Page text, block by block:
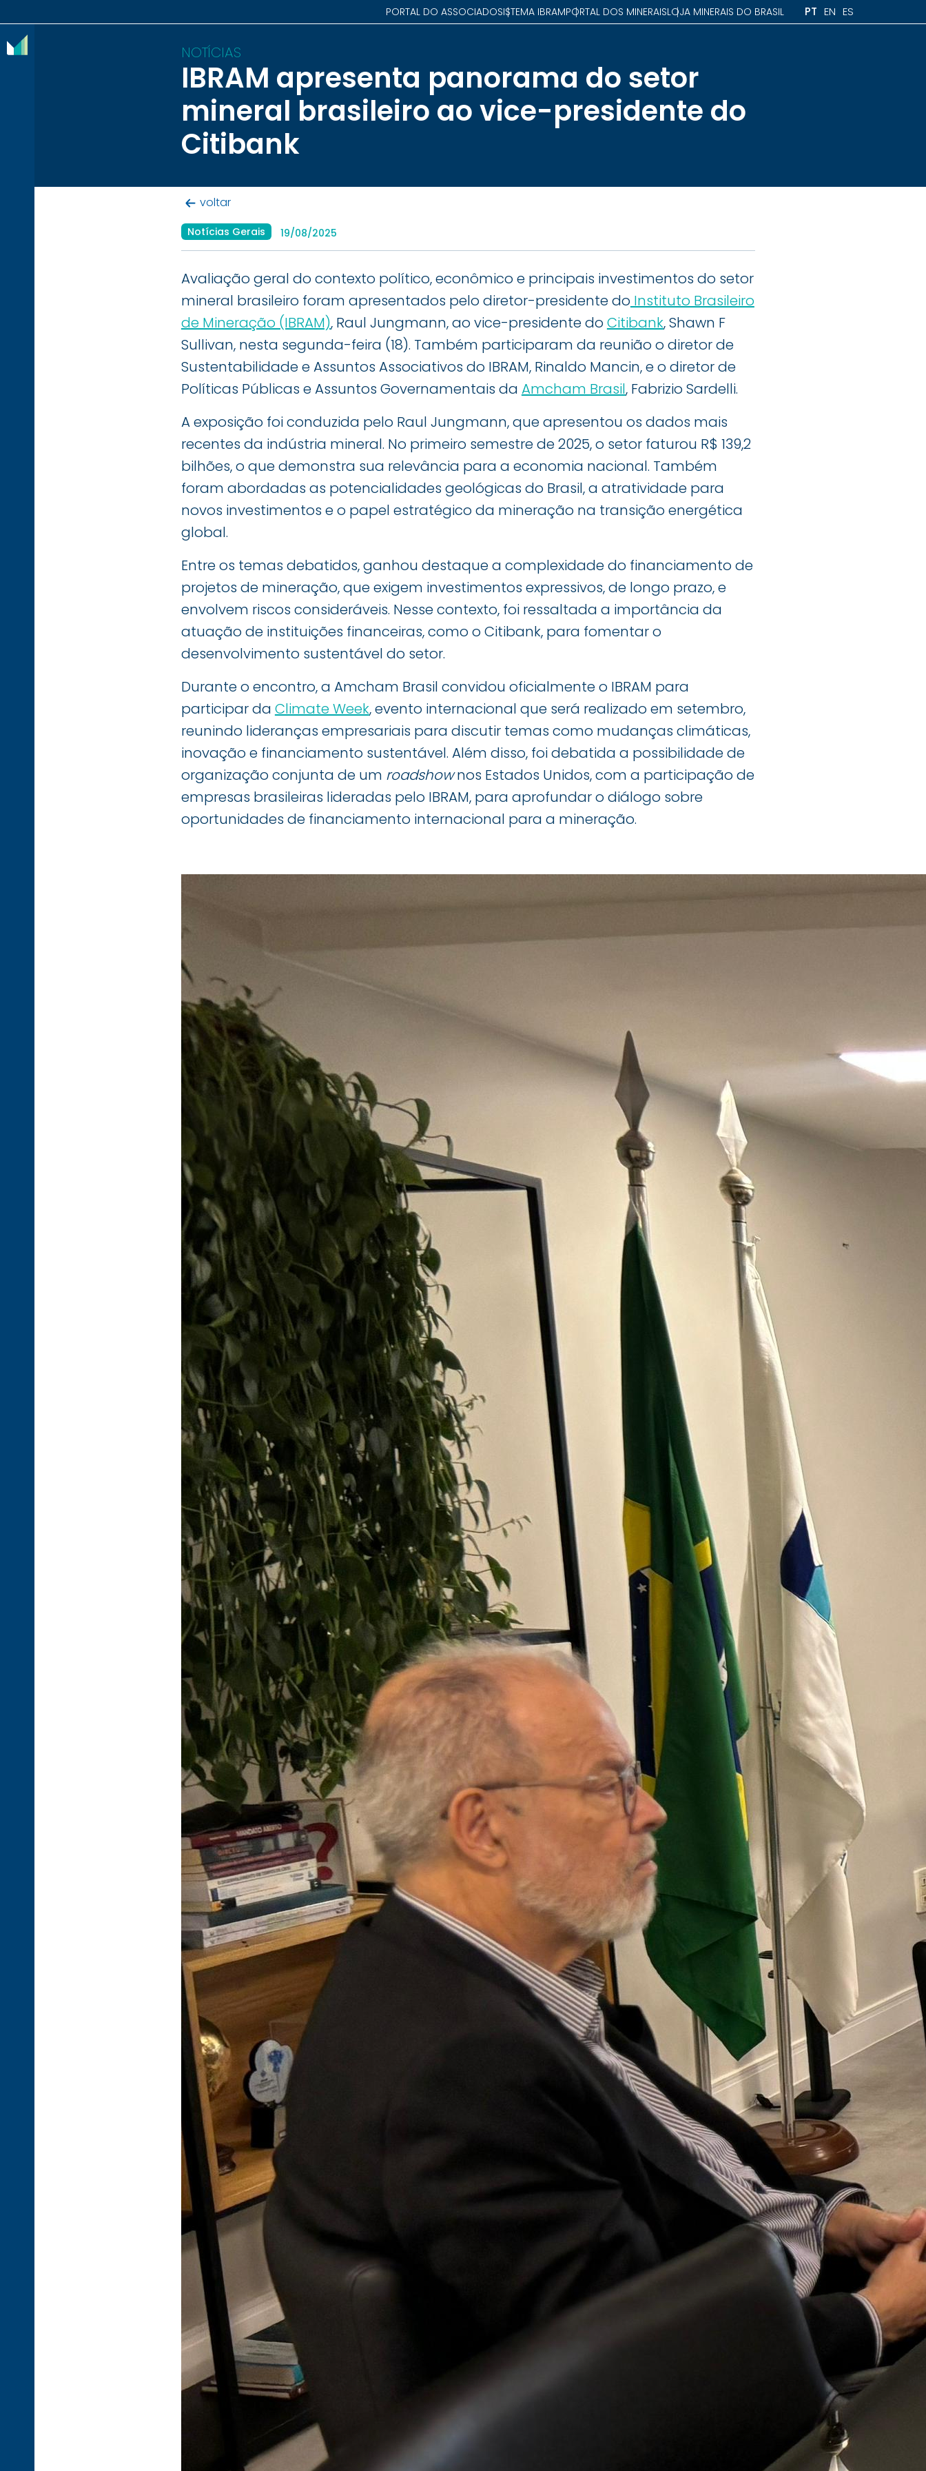
PORTAL DO ASSOCIADOSISTEMA IBRAMPORTAL DOS MINERAISLOJA MINERAIS DO BRASIL PT EN ES
NOTÍCIAS
IBRAM apresenta panorama do setor
mineral brasileiro ao vice-presidente do
Citibank
voltar
Notícias Gerais 19/08/2025
Avaliação geral do contexto político, econômico e principais investimentos do setor
mineral brasileiro foram apresentados pelo diretor-presidente do Instituto Brasileiro
de Mineração (IBRAM), Raul Jungmann, ao vice-presidente do Citibank, Shawn F
Sullivan, nesta segunda-feira (18). Também participaram da reunião o diretor de
Sustentabilidade e Assuntos Associativos do IBRAM, Rinaldo Mancin, e o diretor de
Políticas Públicas e Assuntos Governamentais da Amcham Brasil, Fabrizio Sardelli.
A exposição foi conduzida pelo Raul Jungmann, que apresentou os dados mais
recentes da indústria mineral. No primeiro semestre de 2025, o setor faturou R$ 139,2
bilhões, o que demonstra sua relevância para a economia nacional. Também
foram abordadas as potencialidades geológicas do Brasil, a atratividade para
novos investimentos e o papel estratégico da mineração na transição energética
global.
Entre os temas debatidos, ganhou destaque a complexidade do financiamento de
projetos de mineração, que exigem investimentos expressivos, de longo prazo, e
envolvem riscos consideráveis. Nesse contexto, foi ressaltada a importância da
atuação de instituições financeiras, como o Citibank, para fomentar o
desenvolvimento sustentável do setor.
Durante o encontro, a Amcham Brasil convidou oficialmente o IBRAM para
participar da Climate Week, evento internacional que será realizado em setembro,
reunindo lideranças empresariais para discutir temas como mudanças climáticas,
inovação e financiamento sustentável. Além disso, foi debatida a possibilidade de
organização conjunta de um roadshownos Estados Unidos, com a participação de
empresas brasileiras lideradas pelo IBRAM, para aprofundar o diálogo sobre
oportunidades de financiamento internacional para a mineração.